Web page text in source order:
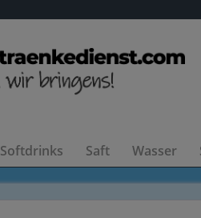
Softdrinks Saft Wasser